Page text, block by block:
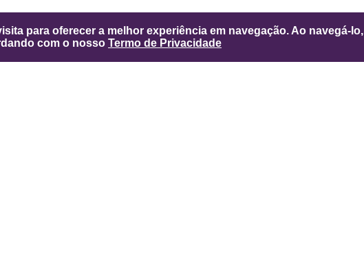
para oferecer a melhor experiência em navegação. Ao navegá-lo,
com o nosso Termo de Privacidade